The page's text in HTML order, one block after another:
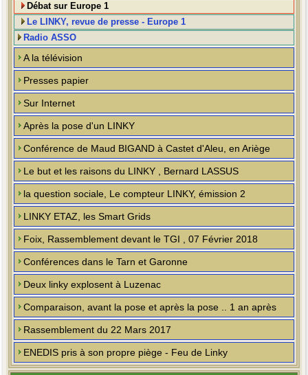
Débat sur Europe 1
Le LINKY, revue de presse - Europe 1
Radio ASSO
A la télévision
Presses papier
Sur Internet
Après la pose d'un LINKY
Conférence de Maud BIGAND à Castet d'Aleu, en Ariège
Le but et les raisons du LINKY , Bernard LASSUS
la question sociale, Le compteur LINKY, émission 2
LINKY ETAZ, les Smart Grids
Foix, Rassemblement devant le TGI , 07 Février 2018
Conférences dans le Tarn et Garonne
Deux linky explosent à Luzenac
Comparaison, avant la pose et après la pose .. 1 an après
Rassemblement du 22 Mars 2017
ENEDIS pris à son propre piège - Feu de Linky